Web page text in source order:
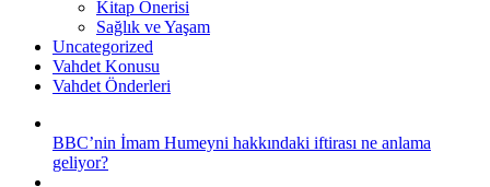
Kitap Önerisi
Sağlık ve Yaşam
Uncategorized
Vahdet Konusu
Vahdet Önderleri
BBC’nin İmam Humeyni hakkındaki iftirası ne anlama
geliyor?